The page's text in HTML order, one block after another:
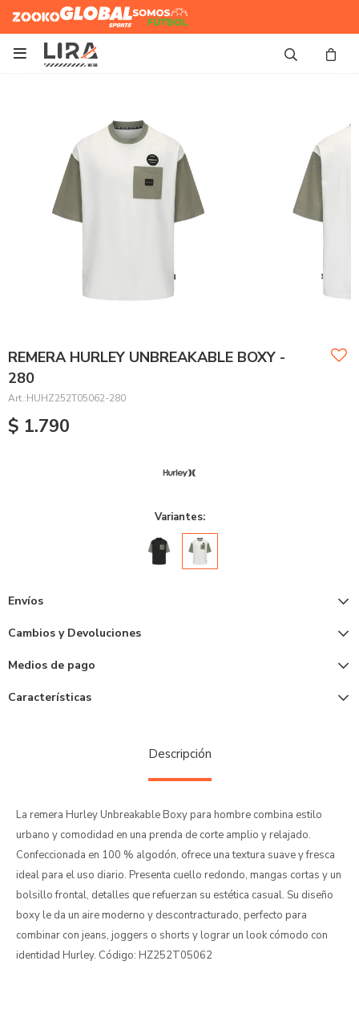
Zooko Global Sports
Somos
Futbol

REMERA HURLEY UNBREAKABLE BOXY -
280
HUHZ252T05062-280
$ 1.790
Variantes:
Envíos
Cambios y Devoluciones
Medios de pago
Características
Descripción
La remera Hurley Unbreakable Boxy para hombre combina estilo
urbano y comodidad en una prenda de corte amplio y relajado.
Confeccionada en 100 % algodón, ofrece una textura suave y fresca
ideal para el uso diario. Presenta cuello redondo, mangas cortas y un
bolsillo frontal, detalles que refuerzan su estética casual. Su diseño
boxy le da un aire moderno y descontracturado, perfecto para
combinar con jeans, joggers o shorts y lograr un look cómodo con
identidad Hurley. Código: HZ252T05062